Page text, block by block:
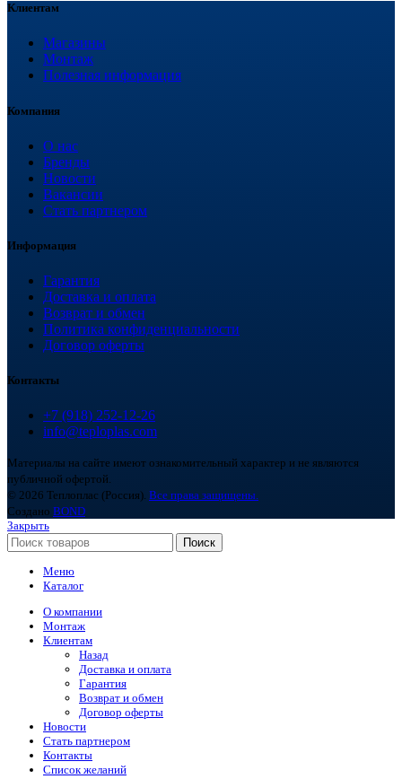
Клиентам
Магазины
Монтаж
Полезная информация
Компания
О нас
Бренды
Новости
Вакансии
Стать партнером
Информация
Гарантия
Доставка и оплата
Возврат и обмен
Политика конфиденциальности
Договор оферты
Контакты
+7 (918) 252-12-26
info@teploplas.com
Материалы на сайте имеют ознакомительный характер и не являются
публичной офертой.
© 2026 Теплоплас (Россия). Все права защищены.
Создано BOND
Закрыть
Поиск
Меню
Каталог
О компании
Монтаж
Клиентам
Назад
Доставка и оплата
Гарантия
Возврат и обмен
Договор оферты
Новости
Стать партнером
Контакты
Список желаний